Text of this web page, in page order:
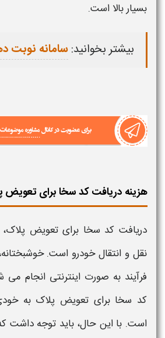
بسیار بالا است.
بیشتر بخوانید:سامانه نوبت
هزینه دریافت کد سخا برای تعویض
دریافت کد سخا برای تعویض پلاک
نقل و انتقال خودرو است.
فرآیند به صورت اینترنتی انجام
کد سخا برای تعویض پلاک به
است. با این حال، باید توجه داشت